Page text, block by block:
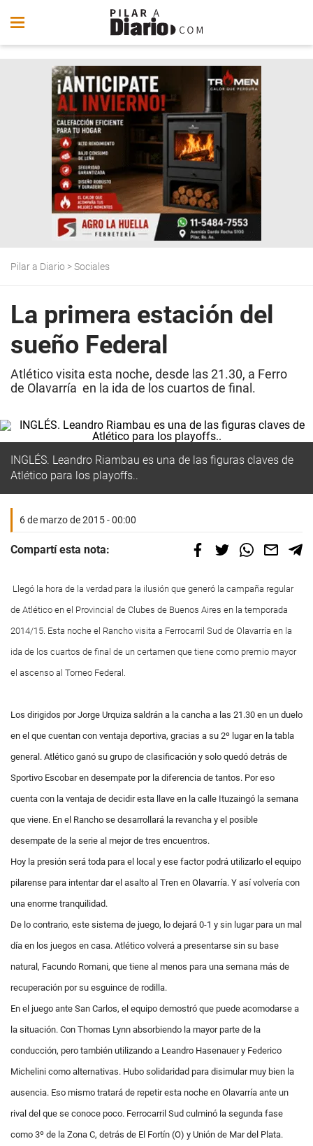
Pilar a Diario >Sociales
La primera estación del
sueño Federal
Atlético visita esta noche, desde las 21.30, a Ferro
de Olavarría en la ida de los cuartos de final.
INGLÉS. Leandro Riambau es una de las figuras claves de
Atlético para los playoffs..
6 de marzo de 2015 - 00:00
Compartí esta nota:
Llegó la hora de la verdad para la ilusión que generó la campaña regular
de Atlético en el Provincial de Clubes de Buenos Aires en la temporada
2014/15. Esta noche el Rancho visita a Ferrocarril Sud de Olavarría en la
ida de los cuartos de final de un certamen que tiene como premio mayor
el ascenso al Torneo Federal.
Los dirigidos por Jorge Urquiza saldrán a la cancha a las 21.30 en un duelo
en el que cuentan con ventaja deportiva, gracias a su 2º lugar en la tabla
general. Atlético ganó su grupo de clasificación y solo quedó detrás de
Sportivo Escobar en desempate por la diferencia de tantos. Por eso
cuenta con la ventaja de decidir esta llave en la calle Ituzaingó la semana
que viene. En el Rancho se desarrollará la revancha y el posible
desempate de la serie al mejor de tres encuentros.
Hoy la presión será toda para el local y ese factor podrá utilizarlo el equipo
pilarense para intentar dar el asalto al Tren en Olavarría. Y así volvería con
una enorme tranquilidad.
De lo contrario, este sistema de juego, lo dejará 0-1 y sin lugar para un mal
día en los juegos en casa. Atlético volverá a presentarse sin su base
natural, Facundo Romani, que tiene al menos para una semana más de
recuperación por su esguince de rodilla.
En el juego ante San Carlos, el equipo demostró que puede acomodarse a
la situación. Con Thomas Lynn absorbiendo la mayor parte de la
conducción, pero también utilizando a Leandro Hasenauer y Federico
Michelini como alternativas. Hubo solidaridad para disimular muy bien la
ausencia. Eso mismo tratará de repetir esta noche en Olavarría ante un
rival del que se conoce poco. Ferrocarril Sud culminó la segunda fase
como 3º de la Zona C, detrás de El Fortín (O) y Unión de Mar del Plata.